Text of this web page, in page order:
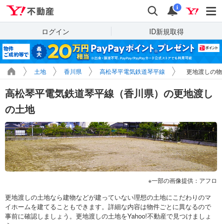
検索 通知
i
ログイン ID新規取得
土地 香川県 高松琴平電気鉄道琴平線 更地渡しの
高松琴平電気鉄道琴平線（香川県）の更地渡し
の土地
一部の画像提供：アフロ
更地渡しの土地なら建物などが建っていない理想の土地にこだわりのマ
イホームを建てることもできます。詳細な内容は物件ごとに異なるので
事前に確認しましょう。更地渡しの土地をYahoo!不動産で見つけましょ